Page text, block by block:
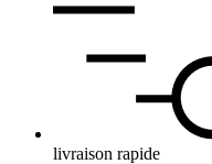
livraison rapide